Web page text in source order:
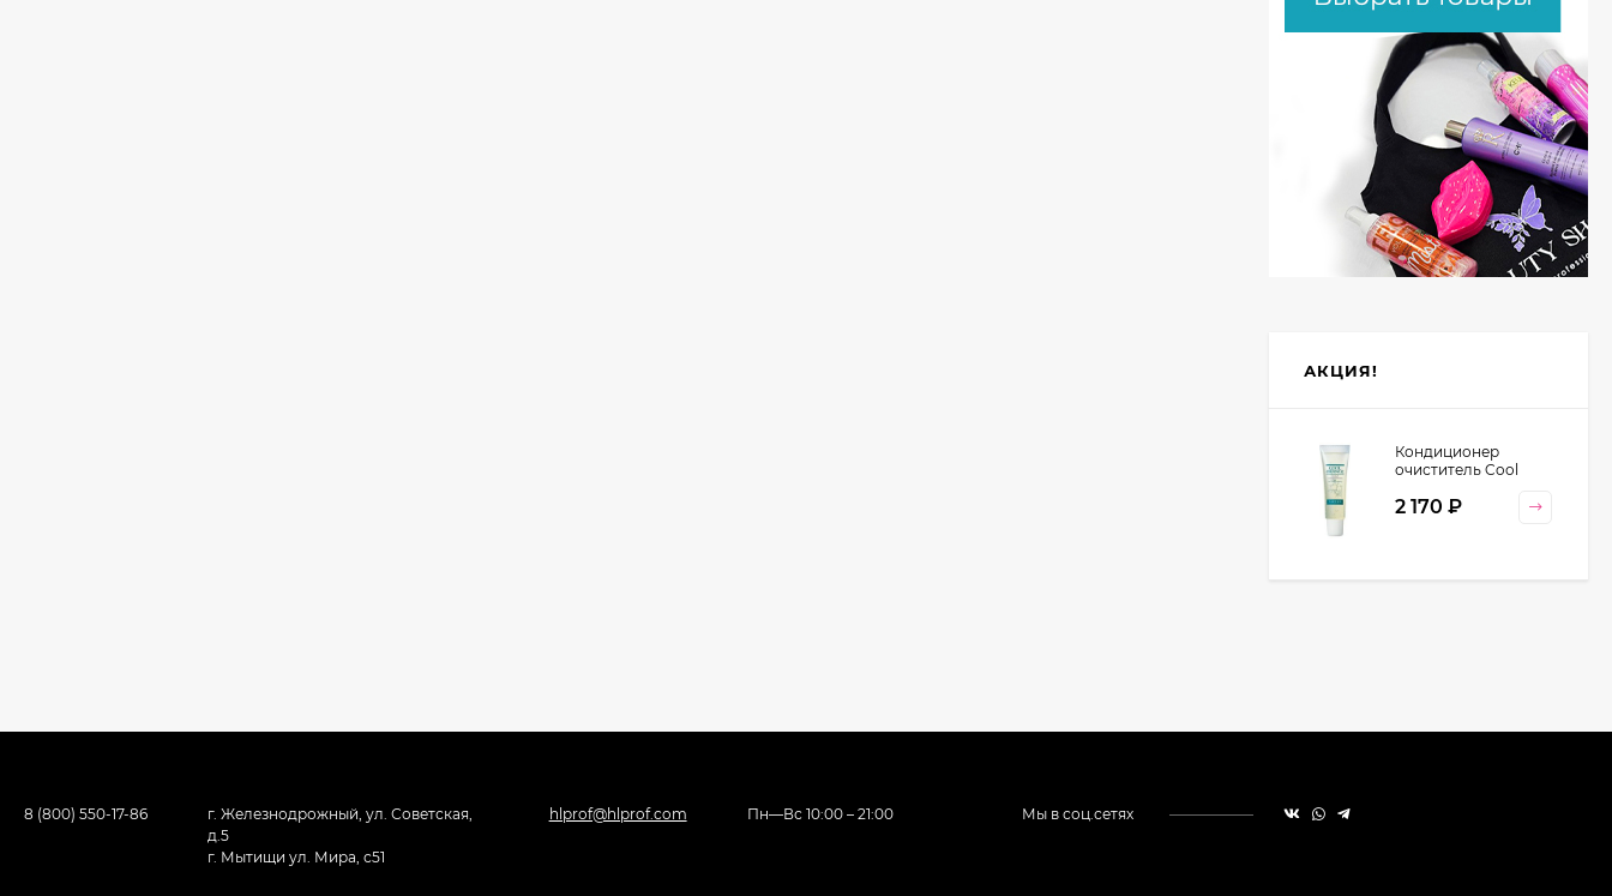
АКЦИЯ!
Кондиционер
очиститель Cool
Cosmetics, 130 гр
2 170 ₽
8 (800) 550-17-86
г. Железнодрожный, ул. Советская,
д.5
г. Мытищи ул. Мира, с51
hlprof@hlprof.com Пн—Вс 10:00 – 21:00 Мы в соц.сетях